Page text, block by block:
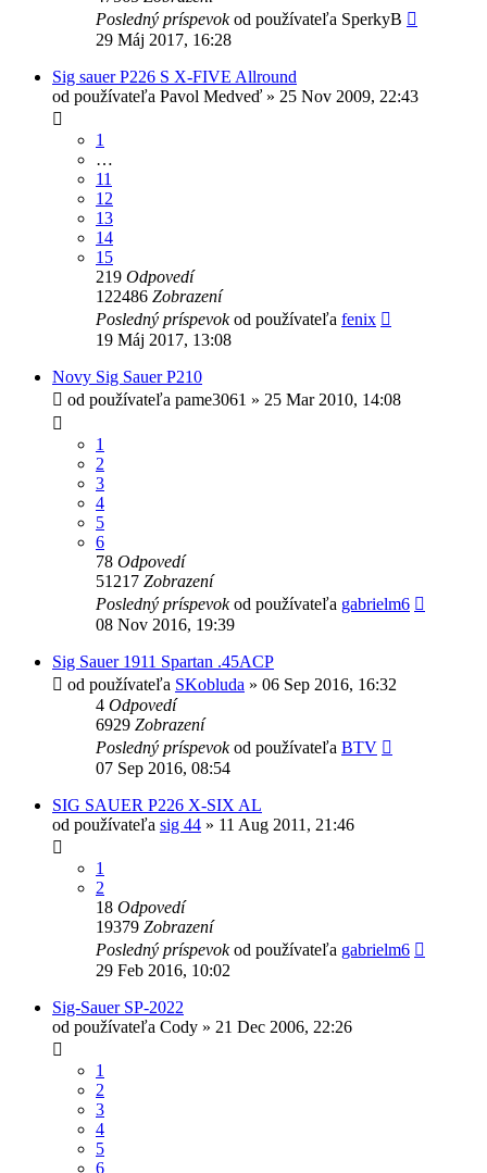
Posledný príspevokod používateľa SperkyB
29 Máj 2017, 16:28
Sig sauer P226 S X-FIVE Allround
od používateľa Pavol Medveď » 25 Nov 2009, 22:43
1
…
11
12
13
14
15
219 Odpovedí
122486 Zobrazení
Posledný príspevokod používateľa fenix
19 Máj 2017, 13:08
Novy Sig Sauer P210
od používateľa pame3061 » 25 Mar 2010, 14:08
1
2
3
4
5
6
78 Odpovedí
51217 Zobrazení
Posledný príspevokod používateľa gabrielm6
08 Nov 2016, 19:39
Sig Sauer 1911 Spartan .45ACP
od používateľa SKobluda » 06 Sep 2016, 16:32
4 Odpovedí
6929 Zobrazení
Posledný príspevokod používateľa BTV
07 Sep 2016, 08:54
SIG SAUER P226 X-SIX AL
od používateľa sig 44 » 11 Aug 2011, 21:46
1
2
18 Odpovedí
19379 Zobrazení
Posledný príspevokod používateľa gabrielm6
29 Feb 2016, 10:02
Sig-Sauer SP-2022
od používateľa Cody » 21 Dec 2006, 22:26
1
2
3
4
5
6